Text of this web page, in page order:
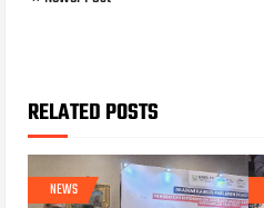
RELATED POSTS
NEWS